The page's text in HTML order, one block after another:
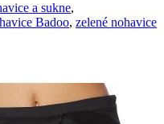
a sukne,
Badoo, zelené nohavice